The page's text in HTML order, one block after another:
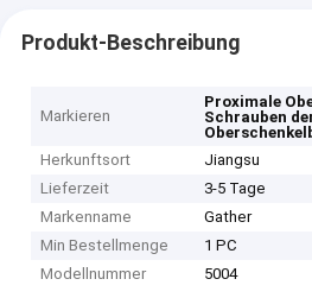
Produkt-Beschreibung
Markieren
Proximale
Schrauben
Herkunftsort
Jiangsu
Lieferzeit
3-5 Tage
Markenname
Gather
Min Bestellmenge
1 PC
Modellnummer
5004